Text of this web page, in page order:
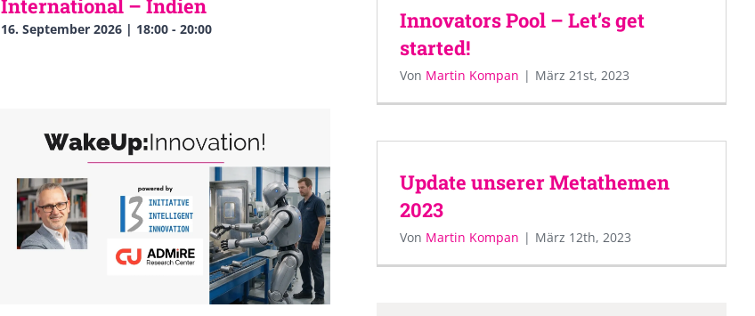
International – Indien
16. September 2026 | 18:00- 20:00
Innovators Pool – Let’s get
started!
Von Martin Kompan | März 21st, 2023
Update unserer Metathemen
2023
Von Martin Kompan | März 12th, 2023